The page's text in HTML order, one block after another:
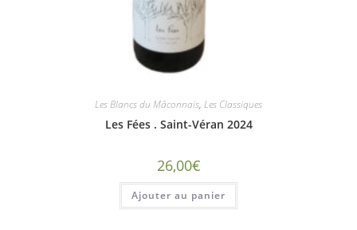
Les Blancs du Mâconnais, Les Classiques
Les Fées . Saint-Véran 2024
26,00€
Ajouter au panier